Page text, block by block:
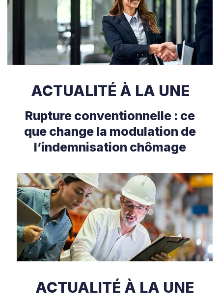
ACTUALITÉ À LA UNE
Rupture conventionnelle : ce
que change la modulation de
l’indemnisation chômage
ACTUALITÉ À LA UNE